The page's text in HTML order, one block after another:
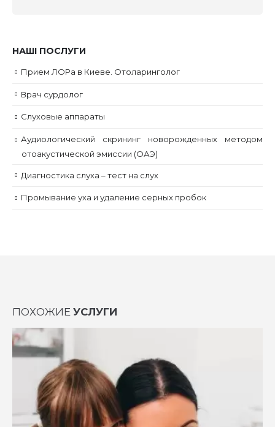
НАШІ ПОСЛУГИ
Прием ЛОРа в Киеве. Отоларинголог
Врач сурдолог
Слуховые аппараты
Аудиологический скрининг новорожденных методом
отоакустической эмиссии (ОАЭ)
Диагностика слуха – тест на слух
Промывание уха и удаление серных пробок
ПОХОЖИЕ УСЛУГИ